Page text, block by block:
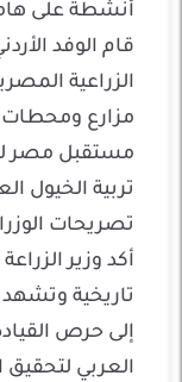
أنشطة على
قام الوفد
الزراعية
مزارع ومحطات
مستقبل مصر
تربية الخيول
تصريحات
أكد وزير
تاريخية
إلى حرص
العربي لتحقيق